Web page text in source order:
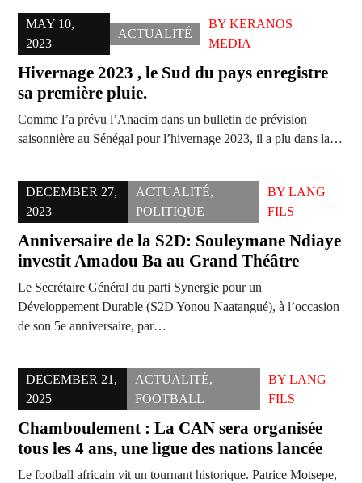
MAY 10,
2023
ACTUALITÉ
BYKERANOS
MEDIA
Hivernage 2023 , le Sud du pays enregistre
sa première pluie.
Comme l’a prévu l’Anacim dans un bulletin de prévision
saisonnière au Sénégal pour l’hivernage 2023, il a plu dans la…
DECEMBER 27,
2023
ACTUALITÉ,
POLITIQUE
BYLANG
FILS
Anniversaire de la S2D: Souleymane Ndiaye
investit Amadou Ba au Grand Théâtre
Le Secrétaire Général du parti Synergie pour un
Développement Durable (S2D Yonou Naatangué), à l’occasion
de son 5e anniversaire, par…
DECEMBER 21,
2025
ACTUALITÉ,
FOOTBALL
BY LANG
FILS
Chamboulement : La CAN sera organisée
tous les 4 ans, une ligue des nations lancée
Le football africain vit un tournant historique. Patrice Motsepe,